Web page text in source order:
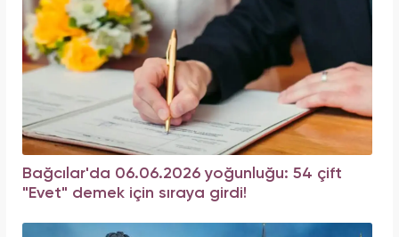
Bağcılar'da 06.06.2026 yoğunluğu: 54 çift
"Evet" demek için sıraya girdi!